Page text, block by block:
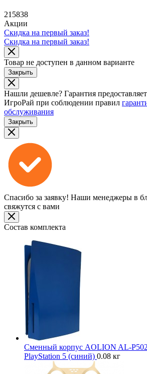
215838
Акции
Скидка на первый заказ!
Скидка на первый заказ!
Товар не доступен в данном варианте
Закрыть
Нашли дешевле? Гарантия
ИгроРай при соблюдении правил
обслуживания
Закрыть
Спасибо за заявку! Наши менеджеры в
свяжутся с вами
Состав комплекта
Сменный корпус AOLION AL-
PlayStation 5 (синий) 0.08 кг